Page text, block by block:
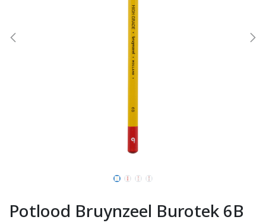
Potlood Bruynzeel Burotek 6B